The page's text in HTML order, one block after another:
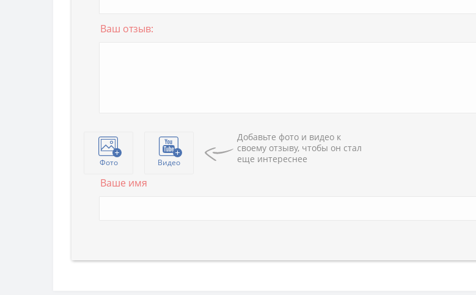
Ваш отзыв:
Фото Видео
Добавьте фото и видео к
своему отзыву, чтобы он стал
еще интереснее
Ваше имя